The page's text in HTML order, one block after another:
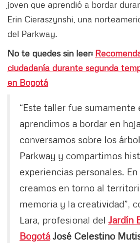
joven que aprendió a bordar
Erin Cieraszynshi, una
del Parkway.
No te quedes sin leer:
ciudadanía durante segunda
en Bogotá
“Este taller fue sumamente
aprendimos a bordar en
conversamos sobre los
Parkway y compartimos
experiencias personales.
creamos en torno al
memoria y la creatividad”,
Lara, profesional del Jardín
BogotáJosé Celestino